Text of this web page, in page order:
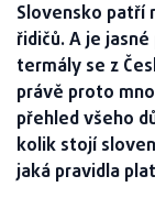
Slovensko patří
řidičů. A je
termály se z
právě proto
přehled všeho
kolik stojí
jaká pravidla